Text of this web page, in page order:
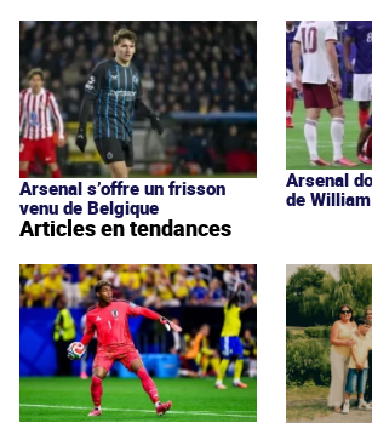
Arsenal s’offre un frisson
venu de Belgique
Arsenal
de
Articles en tendances